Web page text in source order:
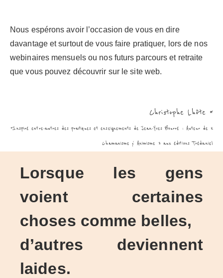
Nous espérons avoir l’occasion de vous en dire
davantage et surtout de vous faire pratiquer, lors de nos
webinaires mensuels ou nos futurs parcours et retraite
que vous pouvez découvrir sur le site web.
Christophe Lhôte *
*Inspiré entre-autres des pratiques et enseignements de Jean-Yves Bourré : Auteur de «
Chamanisme & Animisme » aux éditions Trédaniel
Lorsque les gens
voient certaines
choses comme belles,
d’autres deviennent
laides.